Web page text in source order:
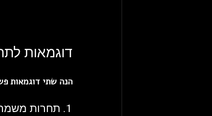
דוגמאות
הנה שתי דוגמאות
1. תחרות משמרת – ״המגש של השבוע״